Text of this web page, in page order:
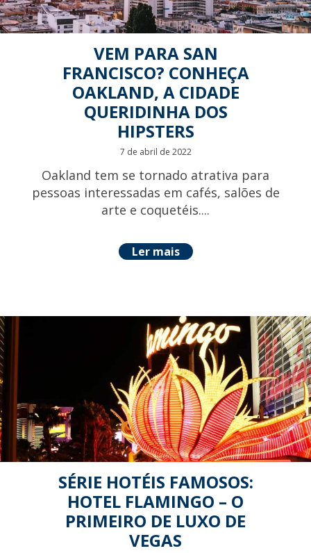
VEM PARA SAN
FRANCISCO? CONHEÇA
OAKLAND, A CIDADE
QUERIDINHA DOS
HIPSTERS
7 de abril de 2022
Oakland tem se tornado atrativa para
pessoas interessadas em cafés, salões de
arte e coquetéis....
Ler mais
SÉRIE HOTÉIS FAMOSOS:
HOTEL FLAMINGO – O
PRIMEIRO DE LUXO DE
VEGAS